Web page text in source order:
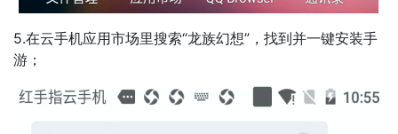
5.在云手机应用市场里搜索“龙族幻想”，找到并一键安装手
游；